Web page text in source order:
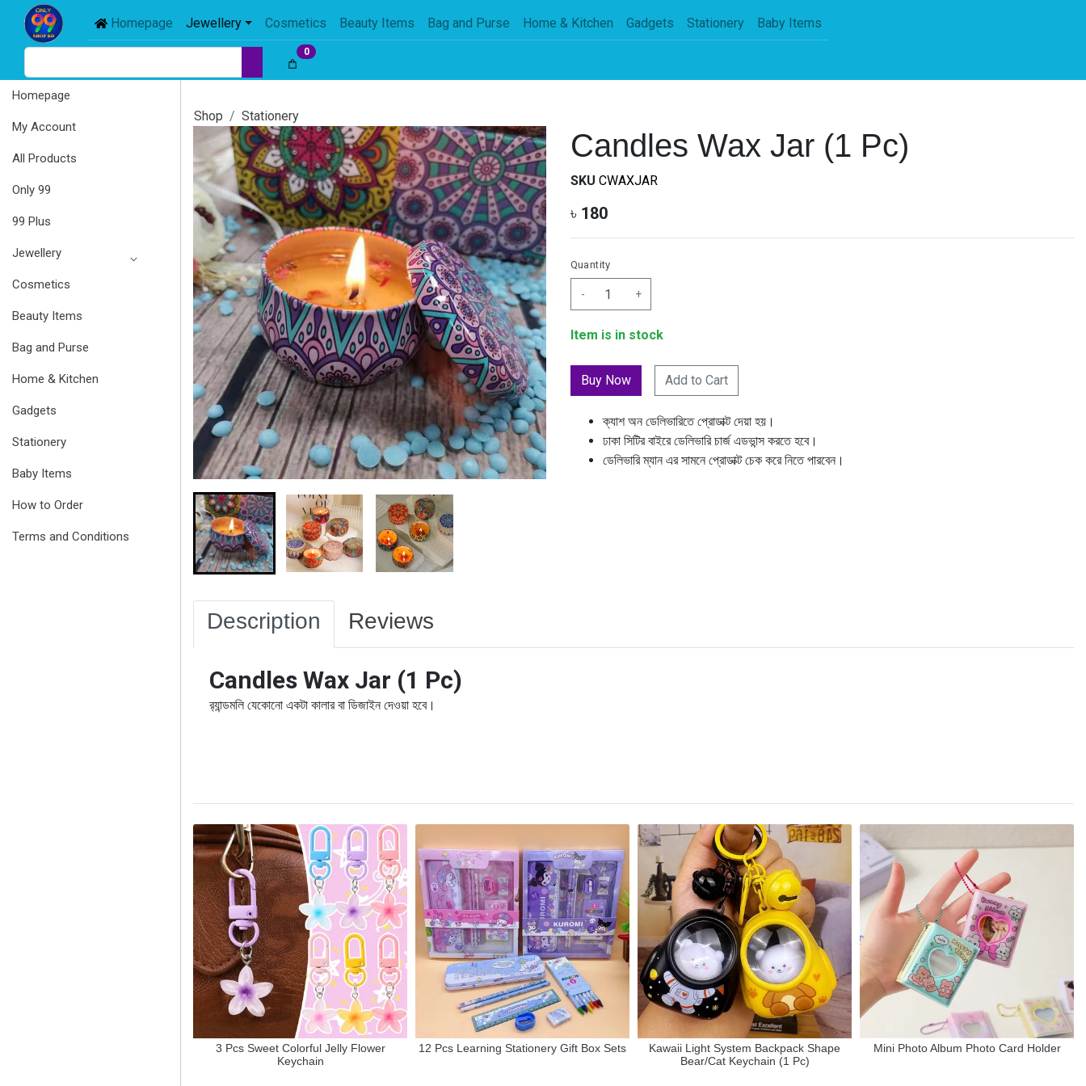
Homepage Jewellery Cosmetics Beauty Items Bag and Purse Home & Kitchen Gadgets Stationery Baby Items
0
Homepage
My Account
All Products
Only 99
99 Plus
Jewellery
Cosmetics
Beauty Items
Bag and Purse
Home & Kitchen
Gadgets
Stationery
Baby Items
How to Order
Terms and Conditions
Shop Stationery
Candles Wax Jar (1 Pc)
SKU CWAXJAR
৳ 180
Quantity
- +
Item is in stock
Add to Cart
ক্যাশ অন ডেলিভারিতে প্রোডাক্ট দেয়া হয়।
ঢাকা সিটির বাইরে ডেলিভারি চার্জ এডভান্স করতে হবে।
ডেলিভারি ম্যান এর সামনে প্রোডাক্ট চেক করে নিতে পারবেন।
Description Reviews
Candles Wax Jar (1 Pc)
র‍্যান্ডমলি যেকোনো একটা কালার বা ডিজাইন দেওয়া হবে।
3 Pcs Sweet Colorful Jelly Flower
Keychain
12 Pcs Learning Stationery Gift Box Sets
Kawaii Light System Backpack Shape
Bear/Cat Keychain (1 Pc)
Mini Photo Album Photo Card Holder